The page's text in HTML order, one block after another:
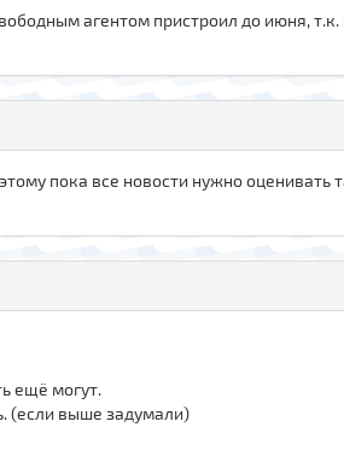
агентом пристроил до июня,
пока все новости нужно оценивать
ещё могут.
(если выше задумали)